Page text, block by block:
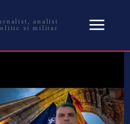
analist
si militar